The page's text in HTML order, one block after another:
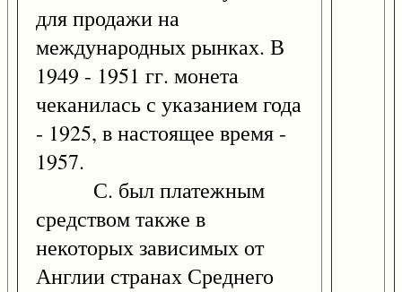
для продажи на
международных рынках. В
1949 - 1951 гг. монета
чеканилась с указанием года
- 1925, в настоящее время -
1957.
С. был платежным
средством также в
некоторых зависимых от
Англии странах Среднего